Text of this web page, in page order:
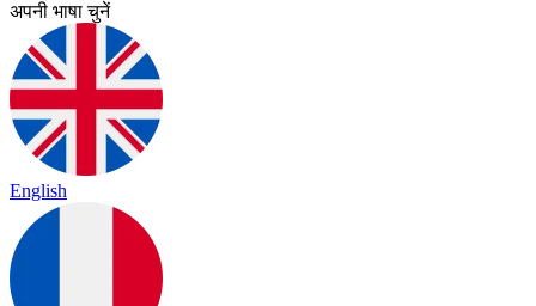
अपनी भाषा चुनें
English